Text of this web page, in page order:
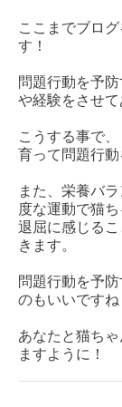
ここまでブロ
す！
問題行動を予
や経験をさせて
こうする事で
育って問題行動
また、栄養バ
度な運動で猫
退屈に感じる
きます。
問題行動を予
のもいいですね
あなたと猫ち
ますように！